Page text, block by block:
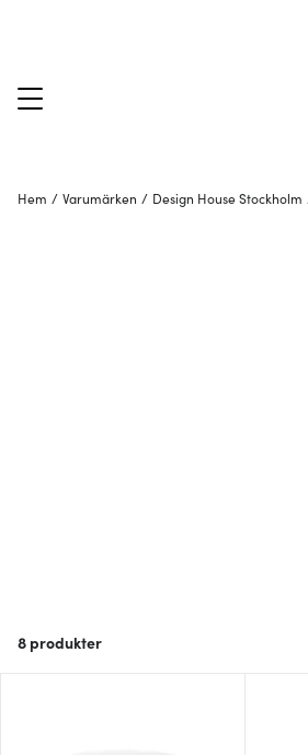
Hem / Varumärken / Design House Stockholm
8 produkter